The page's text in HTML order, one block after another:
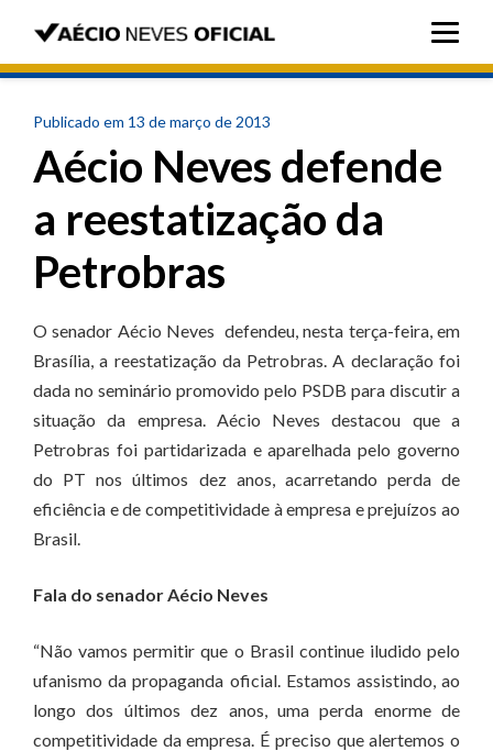
Publicado em 13 de março de 2013
Aécio Neves defende
a reestatização da
Petrobras
O senador Aécio Neves defendeu, nesta terça-feira, em
Brasília, a reestatização da Petrobras. A declaração foi
dada no seminário promovido pelo PSDB para discutir a
situação da empresa. Aécio Neves destacou que a
Petrobras foi partidarizada e aparelhada pelo governo
do PT nos últimos dez anos, acarretando perda de
eficiência e de competitividade à empresa e prejuízos ao
Brasil.
Fala do senador Aécio Neves
“Não vamos permitir que o Brasil continue iludido pelo
ufanismo da propaganda oficial. Estamos assistindo, ao
longo dos últimos dez anos, uma perda enorme de
competitividade da empresa. É preciso que alertemos o